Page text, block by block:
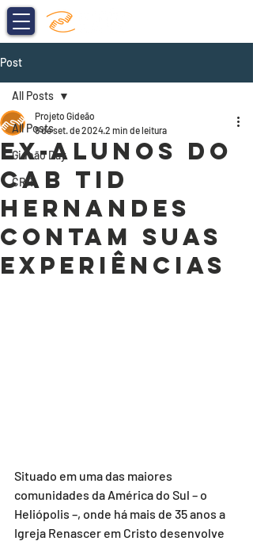
Post
All Posts
Gideão Day
CRR
All Posts
EX-ALUNOS DO
CAB TID
HERNANDES
CONTAM SUAS
EXPERIÊNCIAS
Projeto Gideão
9 de set. de 20242 min de leitura
Situado em uma das maiores
comunidades da América do Sul – o
Heliópolis –, onde há mais de 35 anos a
Igreja Renascer em Cristo desenvolve